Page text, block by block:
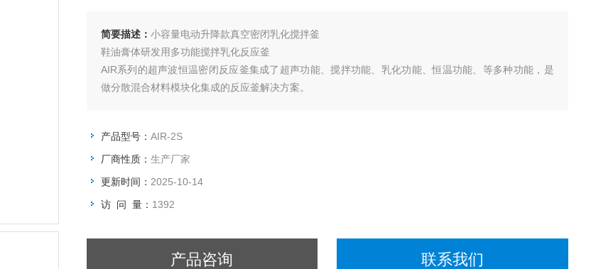
简要描述： 小容量电动升降款真空密闭乳化搅拌釜
鞋油膏体研发用多功能搅拌乳化反应釜
AIR系列的超声波恒温密闭反应釜集成了超声功能、搅拌功能、乳化功能、恒温功能、等多种功能，是
做分散混合材料模块化集成的反应釜解决方案。
产品型号： AIR-2S
厂商性质： 生产厂家
更新时间： 2025-10-14
访 问 量： 1392
产品咨询 联系我们